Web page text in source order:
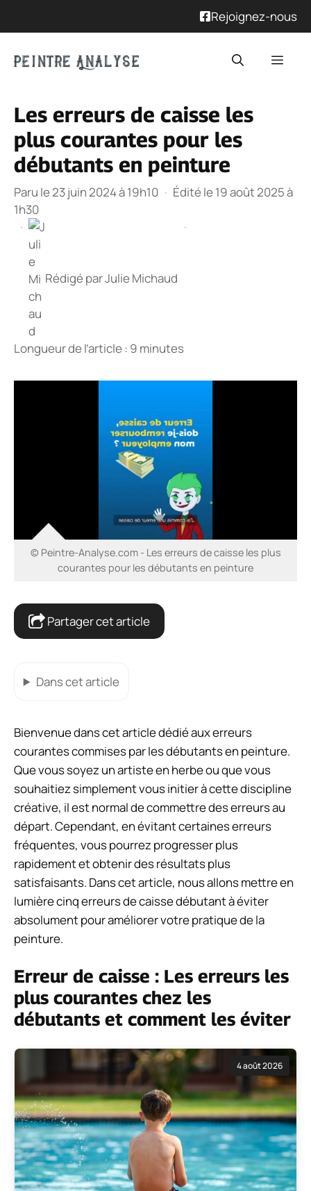
Rejoignez-nous
Les erreurs de caisse les
plus courantes pour les
débutants en peinture
Paru le 23 juin 2024 à 19h10 · Édité le 19 août 2025 à
1h30
·
Rédigé parJulie Michaud
·
Longueur de l’article : 9 minutes
© Peintre-Analyse.com - Les erreurs de caisse les plus
courantes pour les débutants en peinture
Partager cet article
Dans cet article
Bienvenue dans cet article dédié aux erreurs
courantes commises par les débutants en peinture.
Que vous soyez un artiste en herbe ou que vous
souhaitiez simplement vous initier à cette discipline
créative, il est normal de commettre des erreurs au
départ. Cependant, en évitant certaines erreurs
fréquentes, vous pourrez progresser plus
rapidement et obtenir des résultats plus
satisfaisants. Dans cet article, nous allons mettre en
lumière cinq erreurs de caisse débutant à éviter
absolument pour améliorer votre pratique de la
peinture.
Erreur de caisse : Les erreurs les
plus courantes chez les
débutants et comment les éviter
4 août 2026